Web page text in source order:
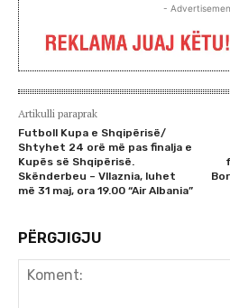
-
Artikulli paraprak
Futboll Kupa e Shqipërisë/
Shtyhet 24 orë më pas finalja e
Kupës së Shqipërisë.
Skënderbeu – Vllaznia, luhet
më 31 maj, ora 19.00 “Air Albania”
PËRGJIGJU